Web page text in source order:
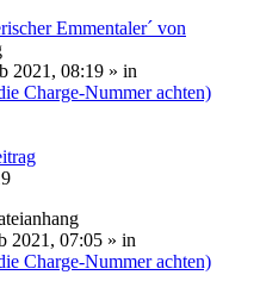
Emmentaler´ von
2021, 08:19 » in
Charge-Nummer achten)
2021, 07:05 » in
Charge-Nummer achten)